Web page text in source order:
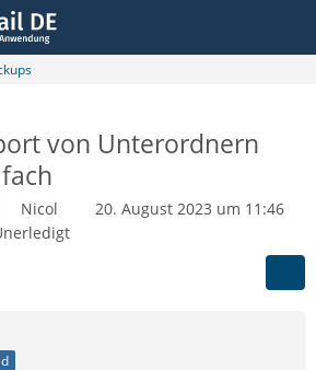
von Unterordnern
Nicol
20. August 2023 um 11:46